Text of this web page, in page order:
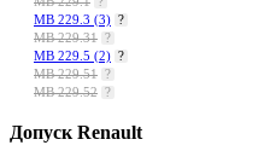
MB 229.3 (3) ?
MB 229.31 ?
MB 229.5 (2) ?
MB 229.51 ?
MB 229.52 ?
Допуск Renault